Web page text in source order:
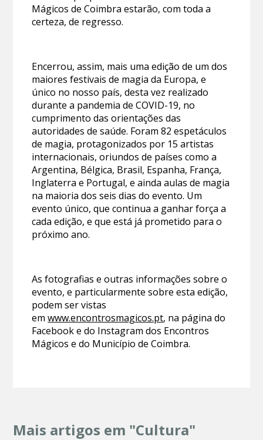
Mágicos de Coimbra estarão, com toda a
certeza, de regresso.
Encerrou, assim, mais uma edição de um dos
maiores festivais de magia da Europa, e
único no nosso país, desta vez realizado
durante a pandemia de COVID-19, no
cumprimento das orientações das
autoridades de saúde. Foram 82 espetáculos
de magia, protagonizados por 15 artistas
internacionais, oriundos de países como a
Argentina, Bélgica, Brasil, Espanha, França,
Inglaterra e Portugal, e ainda aulas de magia
na maioria dos seis dias do evento. Um
evento único, que continua a ganhar força a
cada edição, e que está já prometido para o
próximo ano.
As fotografias e outras informações sobre o
evento, e particularmente sobre esta edição,
podem ser vistas
emwww.encontrosmagicos.pt, na página do
Facebook e do Instagram dos Encontros
Mágicos e do Município de Coimbra.
Mais artigos em "Cultura"